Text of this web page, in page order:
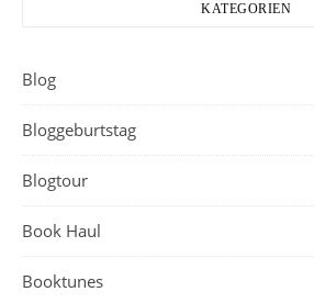
KATEGORIEN
Blog
Bloggeburtstag
Blogtour
Book Haul
Booktunes